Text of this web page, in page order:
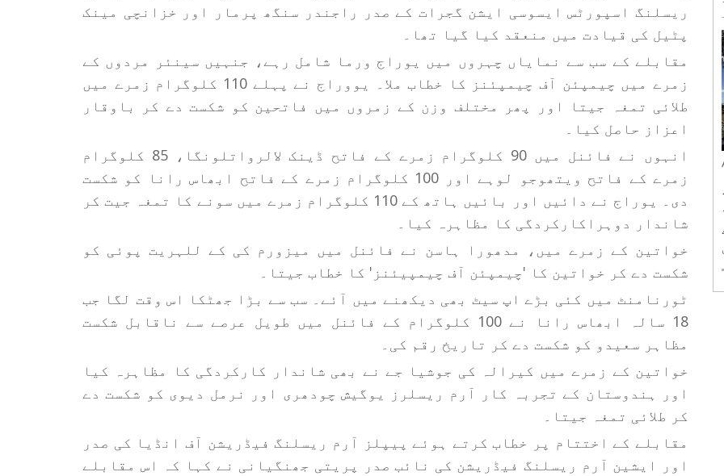
ریسلنگ اسپورٹس ایسوسی ایشن گجرات کے صدر راجندر سنگھ پرمار اور خزانچی مینک
پٹیل کی قیادت میں منعقد کیا گیا تھا۔
مقابلے کے سب سے نمایاں چہروں میں یوراج ورما شامل رہے، جنہیں سینئر مردوں کے
زمرے میں چیمپئن آف چیمپئنز کا خطاب ملا۔ یووراج نے پہلے 110 کلوگرام زمرے میں
طلائی تمغہ جیتا اور پھر مختلف وزن کے زمروں میں فاتحین کو شکست دے کر باوقار
اعزاز حاصل کیا۔
انہوں نے فائنل میں 90 کلوگرام زمرے کے فاتح ڈینک لالرواتلونگا، 85 کلوگرام
زمرے کے فاتح ویتھوجو لوہے اور 100 کلوگرام زمرے کے فاتح ابھاس رانا کو شکست
دی۔ یوراج نے دائیں اور بائیں ہاتھ کے 110 کلوگرام زمرے میں سونے کا تمغہ جیت کر
شاندار دوہراکارکردگی کا مظاہرہ کیا۔
خواتین کے زمرے میں، مدھورا ہاسن نے فائنل میں میزورم کی کے للہریت پوئی کو
شکست دے کر خواتین کا 'چیمپئن آف چیمپیئنز' کا خطاب جیتا۔
ٹورنامنٹ میں کئی بڑے اپ سیٹ بھی دیکھنے میں آئے۔ سب سے بڑا جھٹکا اس وقت لگا جب
18 سالہ ابھاس رانا نے 100 کلوگرام کے فائنل میں طویل عرصے سے ناقابل شکست
مظاہر سعیدو کو شکست دے کر تاریخ رقم کی۔
خواتین کے زمرے میں کیرالہ کی جوشیا جے نے بھی شاندار کارکردگی کا مظاہرہ کیا
اور ہندوستان کے تجربہ کار آرم ریسلرز یوگیش چودھری اور نرمل دیوی کو شکست دے
کر طلائی تمغہ جیتا۔
مقابلے کے اختتام پر خطاب کرتے ہوئے پیپلز آرم ریسلنگ فیڈریشن آف انڈیا کی صدر
اور ایشین آرم ریسلنگ فیڈریشن کی نائب صدر پریتی جھنگیانی نے کہا کہ اس مقابلے